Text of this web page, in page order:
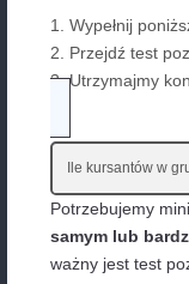
40zł |
1. Wypełnij
2. Przejdź